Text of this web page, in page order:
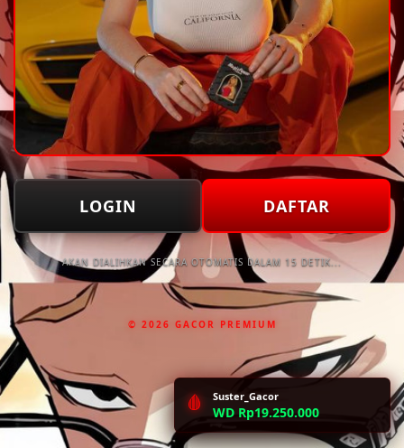
🩸 Suster_Gacor
WD Rp19.250.000
LOGIN DAFTAR
AKAN DIALIHKAN SECARA OTOMATIS DALAM 15 DETIK...
© 2026 GACOR PREMIUM